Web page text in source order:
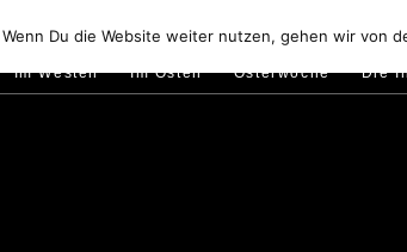
Golfo di Orosei Im Norden Im Süden
Im Westen Im Osten Osterwoche Die
Du die Website weiter nutzen, gehen wir von